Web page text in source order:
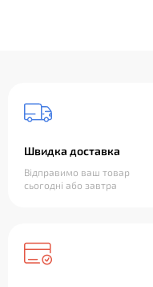
Швидка доставка
Відправимо ваш товар
сьогодні або завтра